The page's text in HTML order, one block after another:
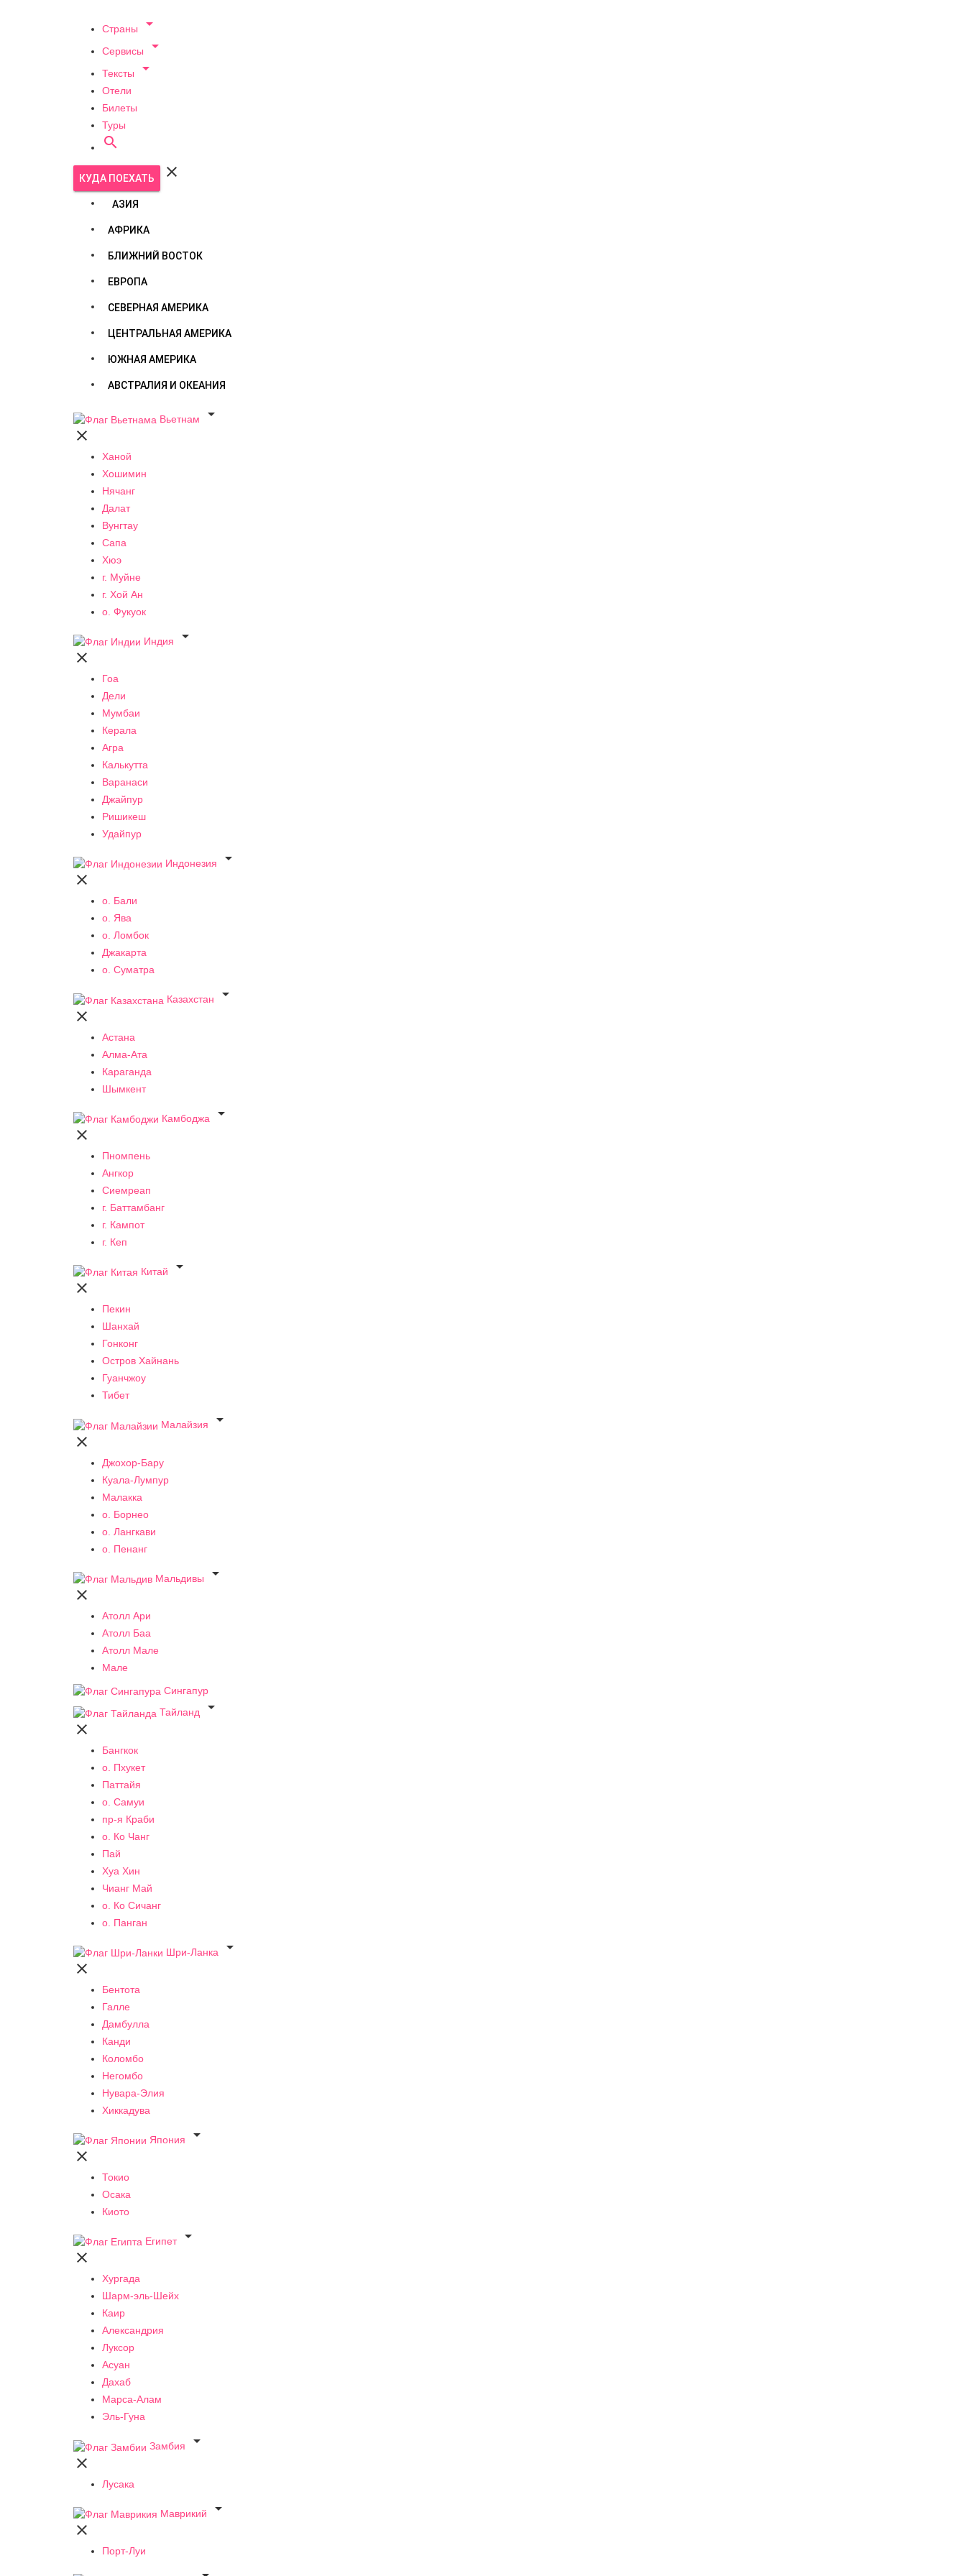
Страны 
Сервисы 
Тексты 
Отели
Билеты
Туры

КУДА ПОЕХАТЬ 
АЗИЯ
АФРИКА
БЛИЖНИЙ ВОСТОК
ЕВРОПА
СЕВЕРНАЯ АМЕРИКА
ЦЕНТРАЛЬНАЯ АМЕРИКА
ЮЖНАЯ АМЕРИКА
АВСТРАЛИЯ И ОКЕАНИЯ
Вьетнам


Ханой
Хошимин
Нячанг
Далат
Вунгтау
Сапа
Хюэ
г. Муйне
г. Хой Ан
о. Фукуок
Индия


Гоа
Дели
Мумбаи
Керала
Агра
Калькутта
Варанаси
Джайпур
Ришикеш
Удайпур
Индонезия


о. Бали
о. Ява
о. Ломбок
Джакарта
о. Суматра
Казахстан


Астана
Алма-Ата
Караганда
Шымкент
Камбоджа


Пномпень
Ангкор
Сиемреап
г. Баттамбанг
г. Кампот
г. Кеп
Китай


Пекин
Шанхай
Гонконг
Остров Хайнань
Гуанчжоу
Тибет
Малайзия


Джохор-Бару
Куала-Лумпур
Малакка
о. Борнео
о. Лангкави
о. Пенанг
Мальдивы


Атолл Ари
Атолл Баа
Атолл Мале
Мале
Сингапур
Тайланд


Бангкок
о. Пхукет
Паттайя
о. Самуи
пр-я Краби
о. Ко Чанг
Пай
Хуа Хин
Чианг Май
о. Ко Сичанг
о. Панган
Шри-Ланка


Бентота
Галле
Дамбулла
Канди
Коломбо
Негомбо
Нувара-Элия
Хиккадува
Япония


Токио
Осака
Киото
Египет


Хургада
Шарм-эль-Шейх
Каир
Александрия
Луксор
Асуан
Дахаб
Марса-Алам
Эль-Гуна
Замбия


Лусака
Маврикий


Порт-Луи